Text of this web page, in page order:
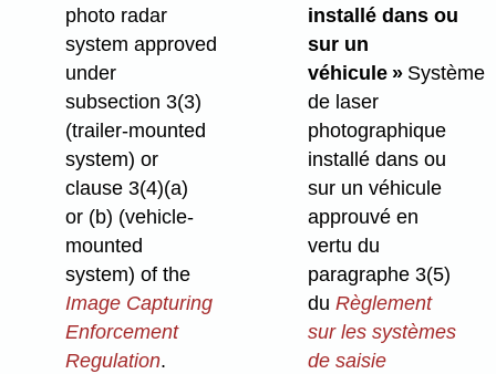
photo radar
system approved
under
subsection 3(3)
(trailer-mounted
system) or
clause 3(4)⁠(a)
or (b) (vehicle-
mounted
system) of the
Image Capturing
Enforcement
Regulation.
installé dans ou
sur un
véhicule »Système
de laser
photographique
installé dans ou
sur un véhicule
approuvé en
vertu du
paragraphe 3(5)
du Règlement
sur les systèmes
de saisie